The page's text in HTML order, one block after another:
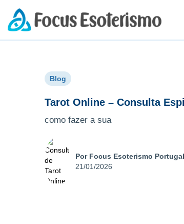
Blog
Tarot Online – Consulta
como fazer a sua
Por Focus Esoterismo Portugal
21/01/2026